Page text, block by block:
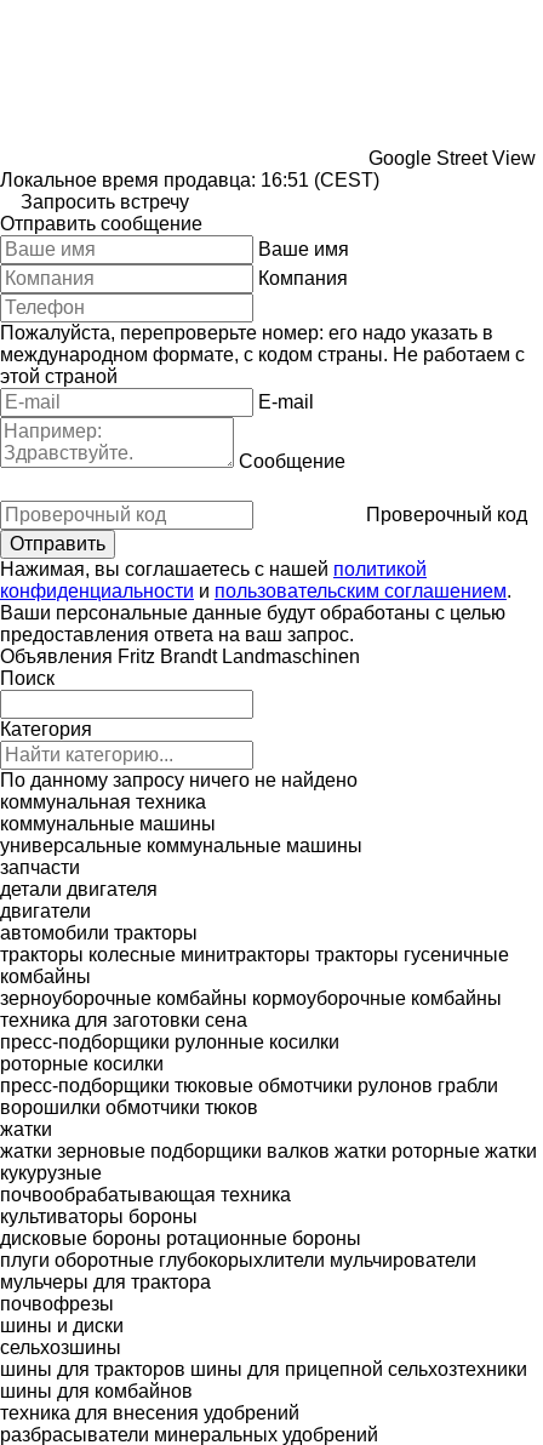
Google Street View
Локальное время продавца: 16:51 (CEST)
Запросить встречу
Отправить сообщение
Ваше имя
Компания
Пожалуйста, перепроверьте номер: его надо указать в
международном формате, с кодом страны. Не работаем с
этой страной
E-mail
Сообщение
Проверочный код
Нажимая, вы соглашаетесь с нашей политикой
конфиденциальности и пользовательским соглашением.
Ваши персональные данные будут обработаны с целью
предоставления ответа на ваш запрос.
Объявления Fritz Brandt Landmaschinen
Поиск
Категория
По данному запросу ничего не найдено
коммунальная техника
коммунальные машины
универсальные коммунальные машины
запчасти
детали двигателя
двигатели
автомобили тракторы
тракторы колесные минитракторы тракторы гусеничные
комбайны
зерноуборочные комбайны кормоуборочные комбайны
техника для заготовки сена
пресс-подборщики рулонные косилки
роторные косилки
пресс-подборщики тюковые обмотчики рулонов грабли
ворошилки обмотчики тюков
жатки
жатки зерновые подборщики валков жатки роторные жатки
кукурузные
почвообрабатывающая техника
культиваторы бороны
дисковые бороны ротационные бороны
плуги оборотные глубокорыхлители мульчирователи
мульчеры для трактора
почвофрезы
шины и диски
сельхозшины
шины для тракторов шины для прицепной сельхозтехники
шины для комбайнов
техника для внесения удобрений
разбрасыватели минеральных удобрений